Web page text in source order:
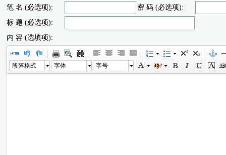
笔 名 (必选项):
密 码 (必选项):
标 题 (必选项):
内 容 (选填项):
段落格式 字体 字号